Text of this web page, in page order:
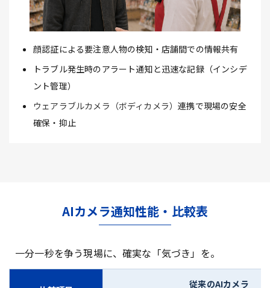
顔認証による要注意人物の検知・店舗間での情報共有
トラブル発生時のアラート通知と迅速な記録（インシデ
ント管理）
ウェアラブルカメラ（ボディカメラ）連携で現場の安全
確保・抑止
AIカメラ通知性能・比較表
一分一秒を争う現場に、確実な「気づき」を。
従来のAIカメラ